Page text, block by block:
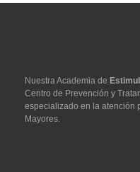
Nuestra Academia de
Centro de Prevención y
especializado en la atención
Mayores.